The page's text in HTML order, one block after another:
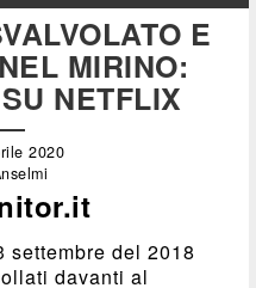
E
MIRINO:
NETFLIX
2020
settembre del 2018
davanti al